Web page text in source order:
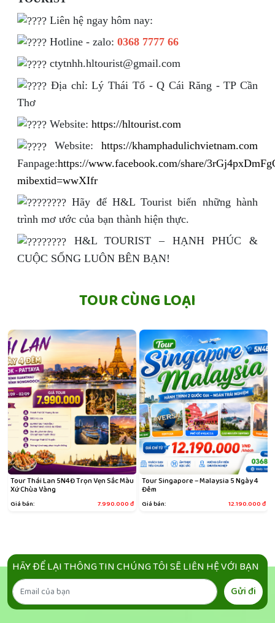
Liên hệ ngay hôm nay:
Hotline - zalo: 0368 7777 66
ctytnhh.hltourist@gmail.com
Địa chỉ: Lý Thái Tổ - Q Cái Răng - TP Cần
Thơ
Website: https://hltourist.com
Website: https://khamphadulichvietnam.com
Fanpage:https://www.facebook.com/share/
mibextid=wwXIfr
Hãy để H&L Tourist biến những hành
trình mơ ước của bạn thành hiện thực.
H&L TOURIST – HẠNH PHÚC &
CUỘC SỐNG LUÔN BÊN BẠN!
TOUR CÙNG LOẠI
Tour Thái Lan 5N4Đ Trọn Vẹn Sắc Màu
Xứ Chùa Vàng
Giá bán: 7.990.000đ
Tour Singapore – Malaysia 5 Ngày 4
Đêm
Giá bán: 12.190.000đ
HÃY ĐỂ LẠI THÔNG TIN CHÚNG TÔI SẼ LIÊN HỆ VỚI BẠN
Gửi đi